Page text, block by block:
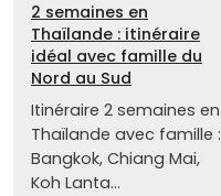
2 semaines en
Thaïlande : itinéraire
idéal avec famille du
Nord au Sud
Itinéraire 2 semaines en
Thaïlande avec famille :
Bangkok, Chiang Mai,
Koh Lanta...